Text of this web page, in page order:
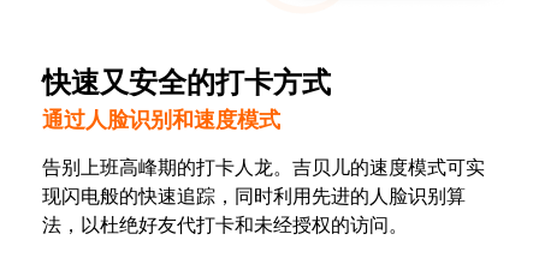
快速又安全的打卡方式
通过人脸识别和速度模式
告别上班高峰期的打卡人龙。吉贝儿的速度模式可实
现闪电般的快速追踪，同时利用先进的人脸识别算
法，以杜绝好友代打卡和未经授权的访问。